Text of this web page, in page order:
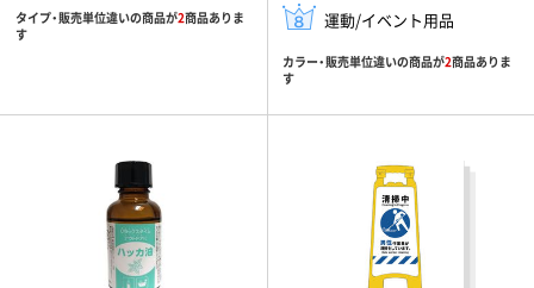
タイプ・販売単位違いの商品が2商品ありま
す
運動/イベント用品
カラー・販売単位違いの商品が2商品ありま
す